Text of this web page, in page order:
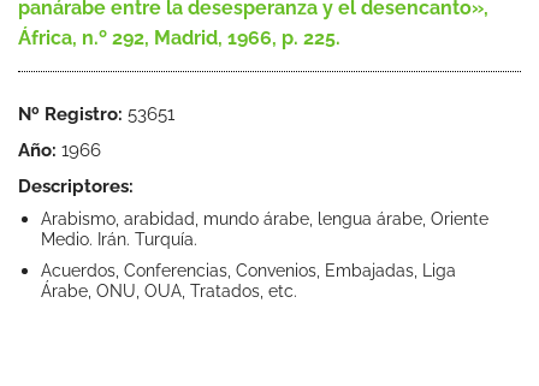
panárabe entre la desesperanza y el desencanto»,
África, n.º 292, Madrid, 1966, p. 225.
Nº Registro: 53651
Año: 1966
Descriptores:
Arabismo, arabidad, mundo árabe, lengua árabe, Oriente
Medio. Irán. Turquía.
Acuerdos, Conferencias, Convenios, Embajadas, Liga
Árabe, ONU, OUA, Tratados, etc.